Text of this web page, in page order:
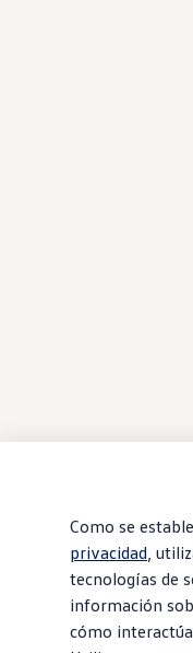
Como se
privacidad,
tecnologías de
información
cómo